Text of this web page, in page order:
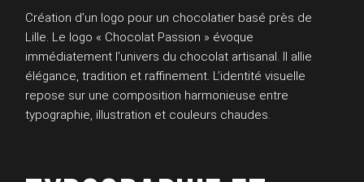
Création d’un logo pour un chocolatier basé près de
Lille. Le logo « Chocolat Passion » évoque
immédiatement l’univers du chocolat artisanal. Il allie
élégance, tradition et raffinement. L’identité visuelle
repose sur une composition harmonieuse entre
typographie, illustration et couleurs chaudes.